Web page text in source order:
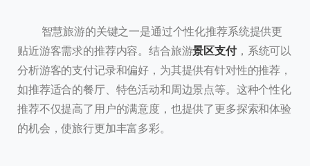
智慧旅游的关键之一是通过个性化推荐系统提供更
贴近游客需求的推荐内容。结合旅游景区支付，系统可以
分析游客的支付记录和偏好，为其提供有针对性的推荐，
如推荐适合的餐厅、特色活动和周边景点等。这种个性化
推荐不仅提高了用户的满意度，也提供了更多探索和体验
的机会，使旅行更加丰富多彩。